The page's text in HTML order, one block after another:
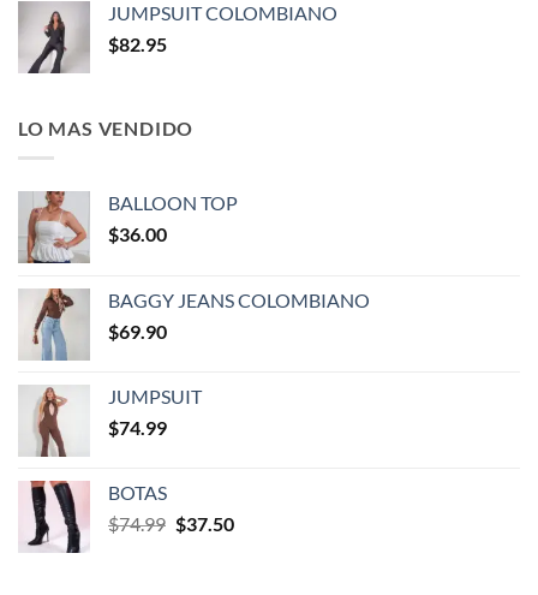
JUMPSUIT COLOMBIANO
$82.95
LO MAS VENDIDO
BALLOON TOP
$36.00
BAGGY JEANS COLOMBIANO
$69.90
JUMPSUIT
$74.99
BOTAS
$74.99 $37.50